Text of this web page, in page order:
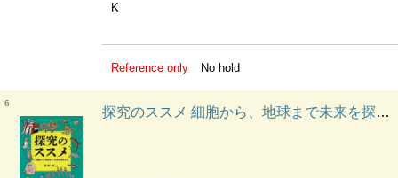
K
Reference only No hold
6
探究のススメ 細胞から、地球まで未来を探究する